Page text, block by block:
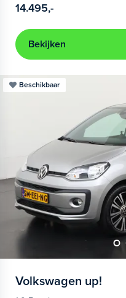
14.495,-
Bekijken
Beschikbaar
Volkswagen up!